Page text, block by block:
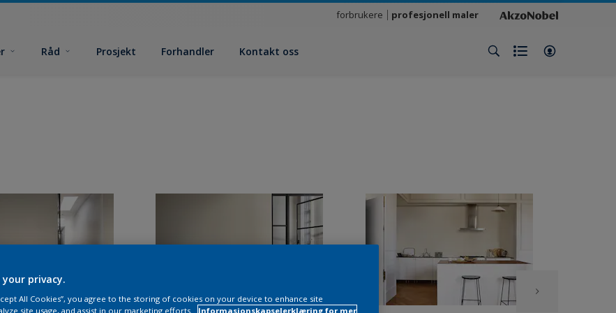
forbrukere profesjonell maler
Råd Prosjekt Forhandler Kontakt oss
your privacy.
All Cookies”, you agree to the storing of cookies on your device to enhance site
site usage, and assist in our marketing efforts.
Informasjonskapselerklæring for mer